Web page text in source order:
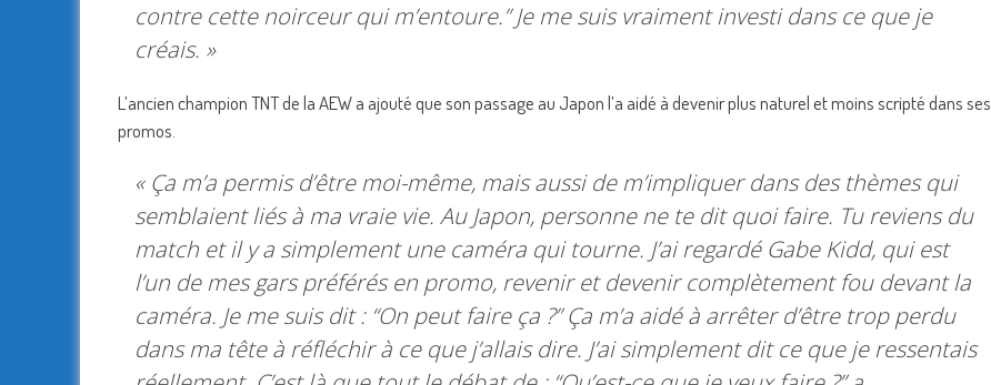
contre cette noirceur qui m’entoure.” Je me suis vraiment investi dans ce que je
créais. »
L’ancien champion TNT de la AEW a ajouté que son passage au Japon l’a aidé à devenir plus naturel et moins scripté dans ses
promos.
« Ça m’a permis d’être moi-même, mais aussi de m’impliquer dans des thèmes qui
semblaient liés à ma vraie vie. Au Japon, personne ne te dit quoi faire. Tu reviens du
match et il y a simplement une caméra qui tourne. J’ai regardé Gabe Kidd, qui est
l’un de mes gars préférés en promo, revenir et devenir complètement fou devant la
caméra. Je me suis dit : “On peut faire ça ?” Ça m’a aidé à arrêter d’être trop perdu
dans ma tête à réfléchir à ce que j’allais dire. J’ai simplement dit ce que je ressentais